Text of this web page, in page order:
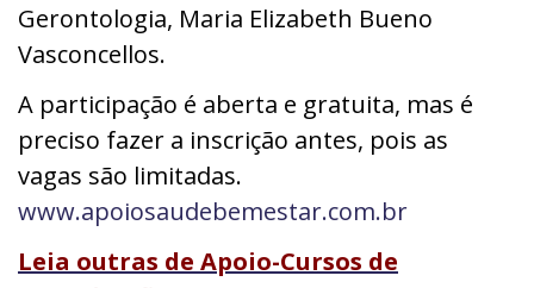
Gerontologia, Maria Elizabeth Bueno
Vasconcellos.
A participação é aberta e gratuita, mas é
preciso fazer a inscrição antes, pois as
vagas são limitadas.
www.apoiosaudebemestar.com.br
Leia outras de Apoio-Cursos de